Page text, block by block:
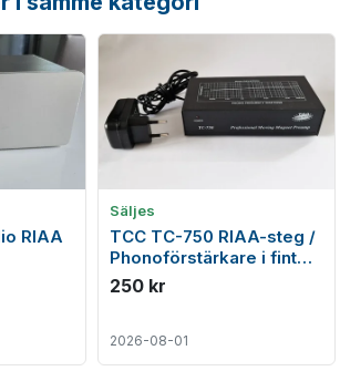
RIAA
Säljes
TCC TC-750 RIAA-steg /
Phonoförstärkare i fint
skick
250 kr
2026-08-01